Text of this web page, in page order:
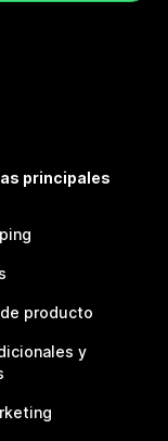
principales
producto
y